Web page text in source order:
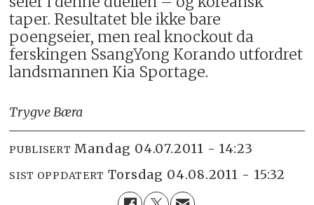
taper. Resultatet ble ikke bare
poengseier, men real knockout da
ferskingen SsangYong Korando utfordret
landsmannen Kia Sportage.
Trygve Bæra
PUBLISERT mandag 04.07.2011 - 14:23
SIST OPPDATERT torsdag 04.08.2011 - 15:32